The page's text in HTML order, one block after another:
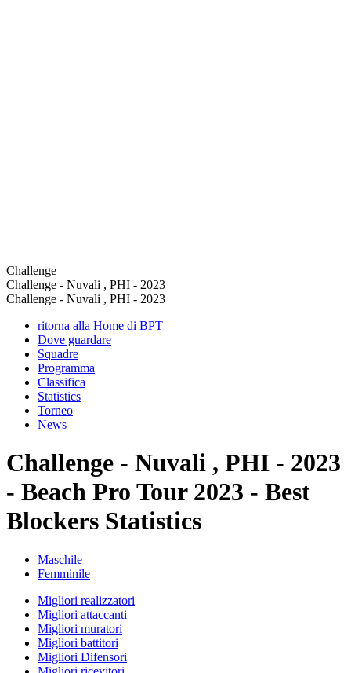
Challenge
Challenge - Nuvali , PHI - 2023
Challenge - Nuvali , PHI - 2023
ritorna alla Home di BPT
Dove guardare
Squadre
Programma
Classifica
Statistics
Torneo
News
Challenge - Nuvali , PHI - 2023
- Beach Pro Tour 2023 - Best
Blockers Statistics
Maschile
Femminile
Migliori realizzatori
Migliori attaccanti
Migliori muratori
Migliori battitori
Migliori Difensori